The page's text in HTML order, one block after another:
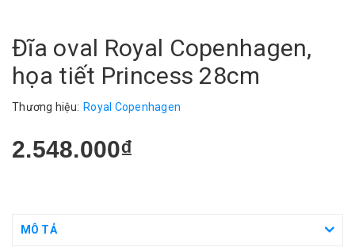
Đĩa oval Royal Copenhagen,
họa tiết Princess 28cm
Thương hiệu: Royal Copenhagen
2.548.000₫
MÔ TẢ